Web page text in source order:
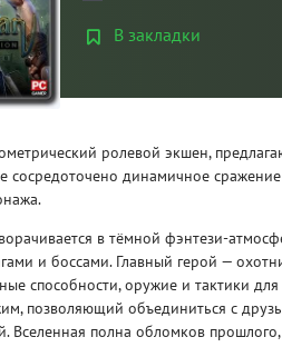
В закладки
ролевой экшен,
сосредоточено динамичное
в тёмной фэнтези-
и боссами. Главный герой —
способности, оружие и тактики
позволяющий объединиться с
Вселенная полна обломков